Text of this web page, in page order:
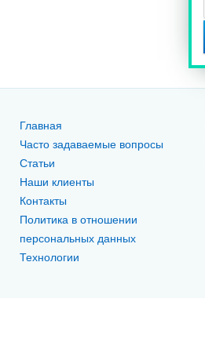
Главная
Часто задаваемые вопросы
Статьи
Наши клиенты
Контакты
Политика в отношении
персональных данных
Технологии